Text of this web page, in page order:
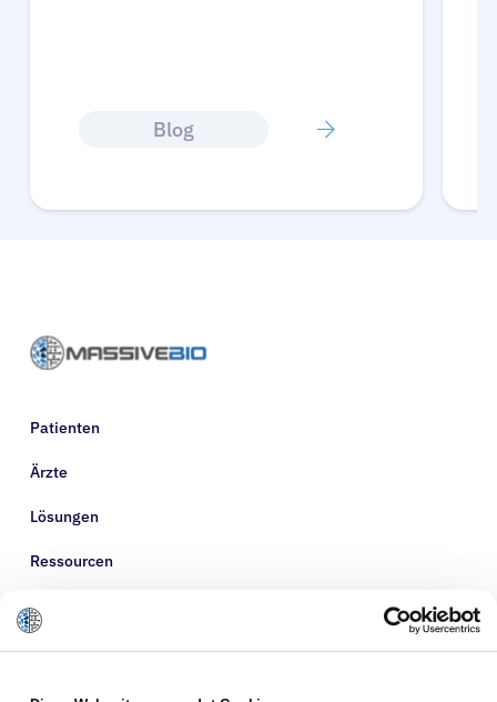
Blog
Patienten
Ärzte
Lösungen
Ressourcen
Über uns